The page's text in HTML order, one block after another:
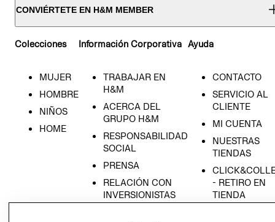
CONVIÉRTETE EN H&M MEMBER
Colecciones
MUJER
HOMBRE
NIÑOS
HOME
Información Corporativa
TRABAJAR EN
H&M
ACERCA DEL
GRUPO H&M
RESPONSABILIDAD
SOCIAL
PRENSA
RELACIÓN CON
INVERSIONISTAS
Ayuda
CONTACTO
SERVICIO AL
CLIENTE
MI CUENTA
NUESTRAS
TIENDAS
- RETIRO EN
TIENDA